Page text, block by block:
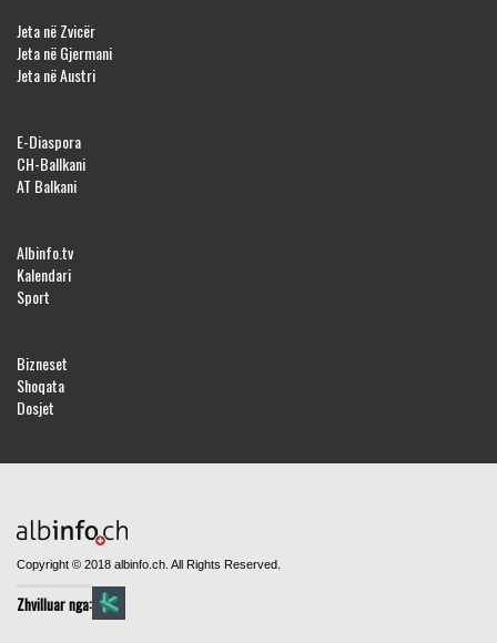
Jeta në Zvicër
Jeta në Gjermani
Jeta në Austri
E-Diaspora
CH-Ballkani
AT Balkani
Albinfo.tv
Kalendari
Sport
Bizneset
Shoqata
Dosjet
Copyright © 2018 albinfo.ch. All Rights Reserved.
Zhvilluar nga: